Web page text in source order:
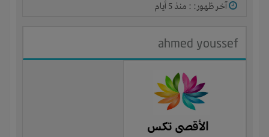
آخر ظهور: : منذ 5 أيام
ahmed youssef